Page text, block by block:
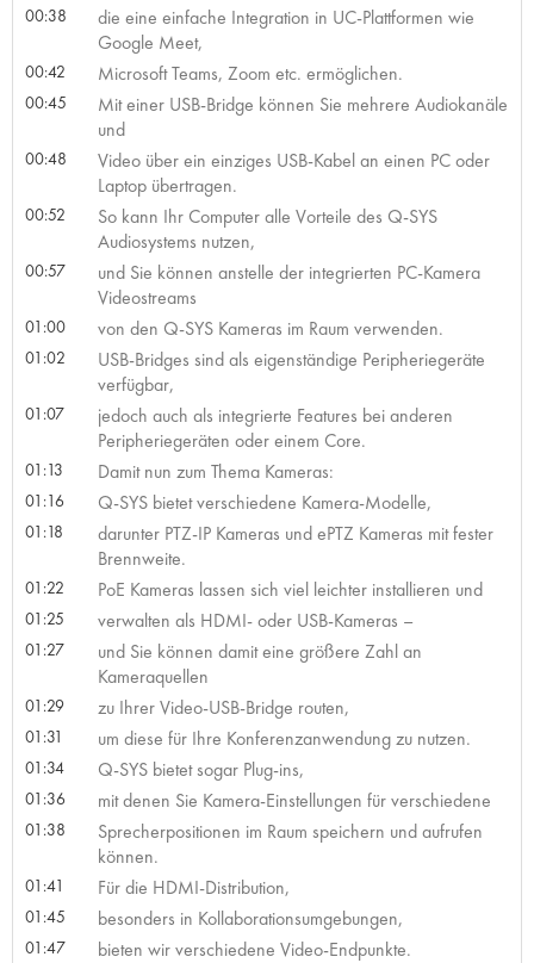
00:38
die eine einfache Integration in UC-Plattformen wie
Google Meet,
00:42 Microsoft Teams, Zoom etc. ermöglichen.
00:45
Mit einer USB-Bridge können Sie mehrere Audiokanäle
und
00:48
Video über ein einziges USB-Kabel an einen PC oder
Laptop übertragen.
00:52
So kann Ihr Computer alle Vorteile des Q-SYS
Audiosystems nutzen,
00:57
und Sie können anstelle der integrierten PC-Kamera
Videostreams
01:00 von den Q-SYS Kameras im Raum verwenden.
01:02
USB-Bridges sind als eigenständige Peripheriegeräte
verfügbar,
01:07
jedoch auch als integrierte Features bei anderen
Peripheriegeräten oder einem Core.
01:13 Damit nun zum Thema Kameras:
01:16 Q-SYS bietet verschiedene Kamera-Modelle,
01:18
darunter PTZ-IP Kameras und ePTZ Kameras mit fester
Brennweite.
01:22 PoE Kameras lassen sich viel leichter installieren und
01:25 verwalten als HDMI- oder USB-Kameras –
01:27
und Sie können damit eine größere Zahl an
Kameraquellen
01:29 zu Ihrer Video-USB-Bridge routen,
01:31 um diese für Ihre Konferenzanwendung zu nutzen.
01:34 Q-SYS bietet sogar Plug-ins,
01:36 mit denen Sie Kamera-Einstellungen für verschiedene
01:38
Sprecherpositionen im Raum speichern und aufrufen
können.
01:41 Für die HDMI-Distribution,
01:45 besonders in Kollaborationsumgebungen,
01:47 bieten wir verschiedene Video-Endpunkte.